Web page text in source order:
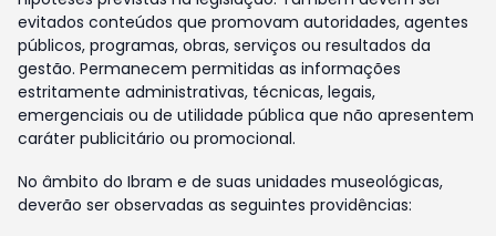
evitados conteúdos que promovam autoridades, agentes
públicos, programas, obras, serviços ou resultados da
gestão. Permanecem permitidas as informações
estritamente administrativas, técnicas, legais,
emergenciais ou de utilidade pública que não apresentem
caráter publicitário ou promocional.
No âmbito do Ibram e de suas unidades museológicas,
deverão ser observadas as seguintes providências: